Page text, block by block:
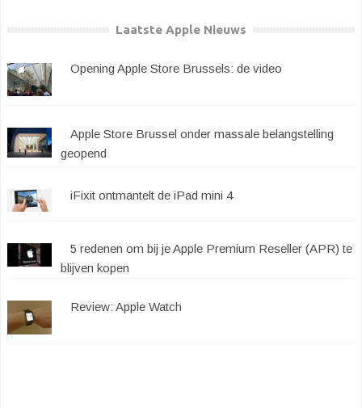
Laatste Apple Nieuws
Opening Apple Store Brussels: de video
Apple Store Brussel onder massale belangstelling
geopend
iFixit ontmantelt de iPad mini 4
5 redenen om bij je Apple Premium Reseller (APR) te
blijven kopen
Review: Apple Watch